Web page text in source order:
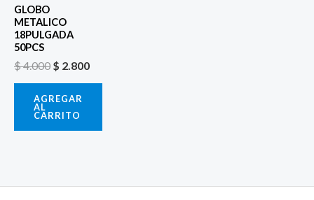
GLOBO
METALICO
18PULGADA
50PCS
$4.000 $ 2.800
AGREGAR
AL
CARRITO